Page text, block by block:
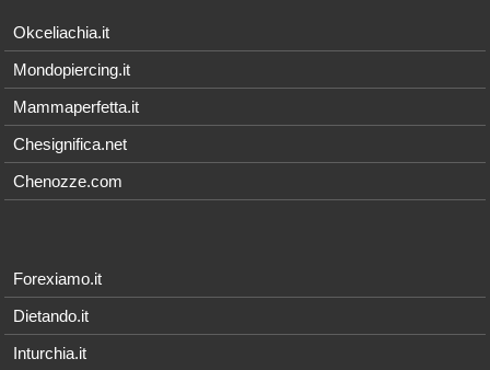
Okceliachia.it
Mondopiercing.it
Mammaperfetta.it
Chesignifica.net
Chenozze.com
Forexiamo.it
Dietando.it
Inturchia.it